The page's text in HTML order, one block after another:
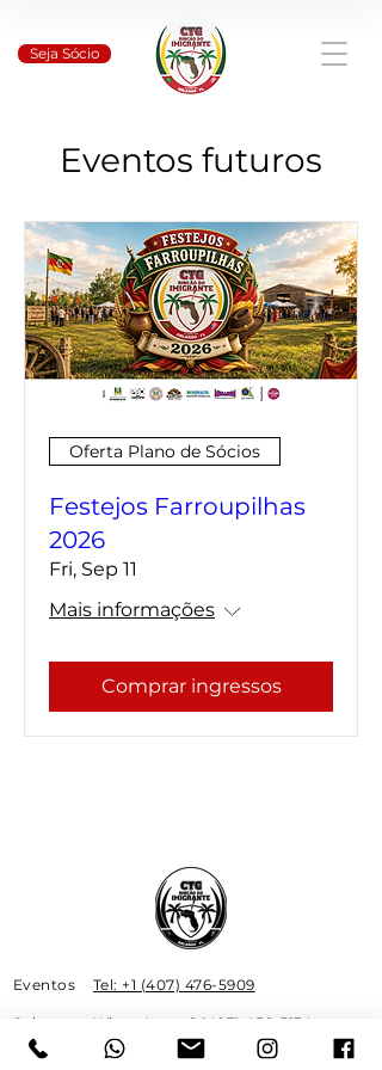
Seja Sócio
Eventos futuros
Oferta Plano de Sócios
Festejos Farroupilhas
2026
Fri, Sep 11
Mais informações
Comprar ingressos
Eventos Tel: +1 ‪(407) 476-5909
Sobre WhatsApp: +1 (407) 456-5134
Tickes Email: